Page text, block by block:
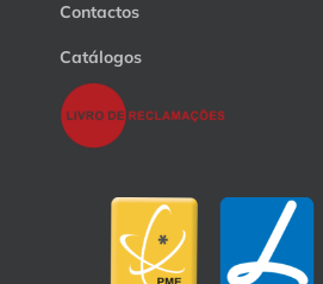
Contactos
Catálogos